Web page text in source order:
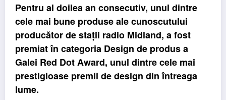
Pentru al doilea an consecutiv, unul dintre
cele mai bune produse ale cunoscutului
producător de stații radio Midland, a fost
premiat în categoria Design de produsa
Galei Red Dot Award, unul dintre cele mai
prestigioase premii de design din întreaga
lume.